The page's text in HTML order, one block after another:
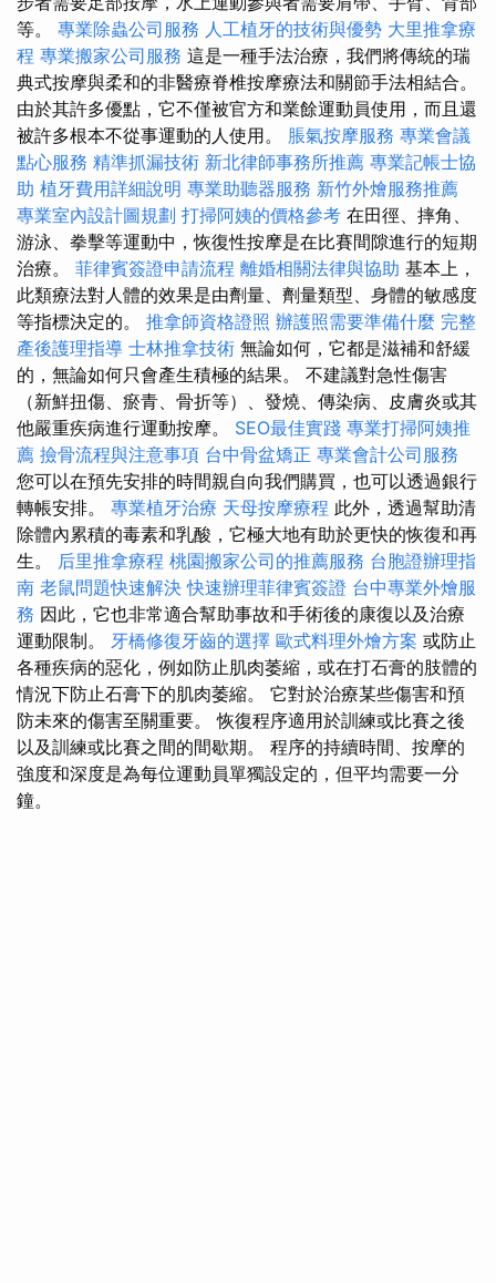
等。 專業除蟲公司服務 人工植牙的技術與優勢 大里推拿療
程 專業搬家公司服務 這是一種手法治療，我們將傳統的瑞
典式按摩與柔和的非醫療脊椎按摩療法和關節手法相結合。
由於其許多優點，它不僅被官方和業餘運動員使用，而且還
被許多根本不從事運動的人使用。 脹氣按摩服務 專業會議
點心服務 精準抓漏技術 新北律師事務所推薦 專業記帳士協
助 植牙費用詳細說明 專業助聽器服務 新竹外燴服務推薦
專業室內設計圖規劃 打掃阿姨的價格參考 在田徑、摔角、
游泳、拳擊等運動中，恢復性按摩是在比賽間隙進行的短期
治療。 菲律賓簽證申請流程 離婚相關法律與協助 基本上，
此類療法對人體的效果是由劑量、劑量類型、身體的敏感度
等指標決定的。 推拿師資格證照 辦護照需要準備什麼 完整
產後護理指導 士林推拿技術 無論如何，它都是滋補和舒緩
的，無論如何只會產生積極的結果。 不建議對急性傷害
（新鮮扭傷、瘀青、骨折等）、發燒、傳染病、皮膚炎或其
他嚴重疾病進行運動按摩。 SEO最佳實踐 專業打掃阿姨推
薦 撿骨流程與注意事項 台中骨盆矯正 專業會計公司服務
您可以在預先安排的時間親自向我們購買，也可以透過銀行
轉帳安排。 專業植牙治療 天母按摩療程 此外，透過幫助清
除體內累積的毒素和乳酸，它極大地有助於更快的恢復和再
生。 后里推拿療程 桃園搬家公司的推薦服務 台胞證辦理指
南 老鼠問題快速解決 快速辦理菲律賓簽證 台中專業外燴服
務 因此，它也非常適合幫助事故和手術後的康復以及治療
運動限制。 牙橋修復牙齒的選擇 歐式料理外燴方案 或防止
各種疾病的惡化，例如防止肌肉萎縮，或在打石膏的肢體的
情況下防止石膏下的肌肉萎縮。 它對於治療某些傷害和預
防未來的傷害至關重要。 恢復程序適用於訓練或比賽之後
以及訓練或比賽之間的間歇期。 程序的持續時間、按摩的
強度和深度是為每位運動員單獨設定的，但平均需要一分
鐘。